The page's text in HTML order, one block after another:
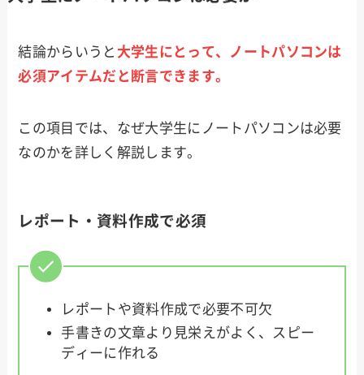
結論からいうと 大学生にとって、ノートパソコンは
必須アイテムだと断言できます。
この項目では、なぜ大学生にノートパソコンは必要
なのかを詳しく解説します。
レポート・資料作成で必須
レポートや資料作成で必要不可欠
手書きの文章より見栄えがよく、スピー
ディーに作れる